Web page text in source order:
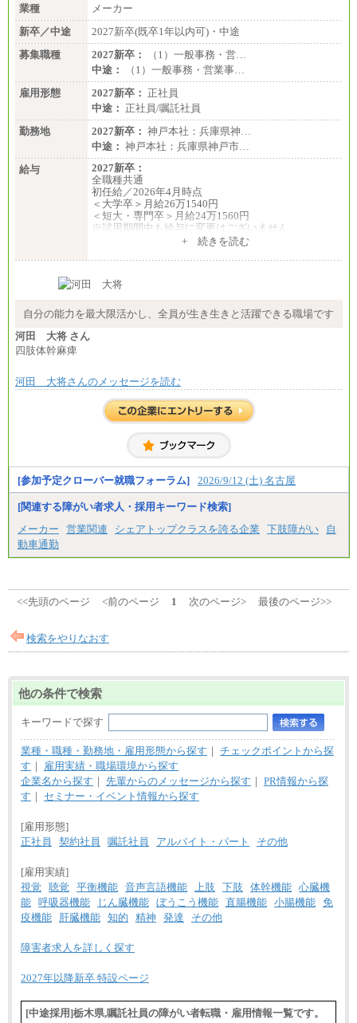
業種
メーカー
新卒／中途
2027新卒(既卒1年以内可)・中途
募集職種
2027新卒：
（1）一般事務・営…
中途：
（1）一般事務・営業事…
雇用形態
2027新卒： 正社員
中途： 正社員/嘱託社員
勤務地
2027新卒： 神戸本社：兵庫県神…
中途： 神戸本社：兵庫県神戸市…
給与
2027新卒：
全職種共通
初任給／2026年4月時点
＜大学卒＞月給26万1540円
＜短大・専門卒＞月給24万1560円
※試用期間中も給与に変更はございません
月給24万円～
※試用期間中も給与に変更はございません
+ 続きを読む
自分の能力を最大限活かし、全員が生き生きと活躍できる職場です
河田 大将 さん
四肢体幹麻痺
河田 大将さんのメッセージを読む
[参加予定クローバー就職フォーラム] 2026/9/12 (土) 名古屋
[関連する障がい者求人・採用キーワード検索]
メーカー
営業関連 シェアトップクラスを誇る企業 下肢障がい
自
動車通勤
<<先頭のページ <前のページ 1 次のページ> 最後のページ>>
検索をやりなおす
他の条件で検索
キーワードで探す
業種・職種・勤務地・雇用形態から探す ｜ チェックポイントから探
す ｜
雇用実績・職場環境から探す
企業名から探す ｜ 先輩からのメッセージから探す ｜ PR情報から探
す ｜ セミナー・イベント情報から探す
[雇用形態]
正社員
契約社員 嘱託社員 アルバイト・パート その他
[雇用実績]
視覚
聴覚 平衡機能 音声言語機能 上肢 下肢 体幹機能 心臓機
能 呼吸器機能 じん臓機能 ぼうこう機能 直腸機能 小腸機能 免
疫機能
肝臓機能 知的 精神 発達 その他
障害者求人を詳しく探す
2027年以降新卒 特設ページ
[中途採用]栃木県,嘱託社員の障がい者転職・雇用情報一覧です。